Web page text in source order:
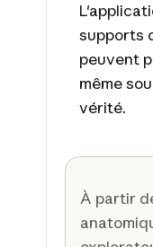
supports
peuvent
même
vérité.
À partir